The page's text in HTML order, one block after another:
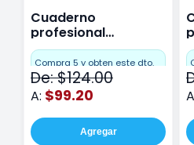
Cuaderno
profesional
Miquelrius Emotions
Cuadro Chico 80
hojas Rosa
Compra 5 y obten este dto.
De: $124.00
A: $99.20
Agregar